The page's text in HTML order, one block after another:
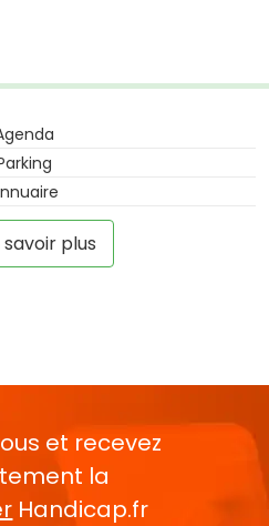
savoir plus
et recevez
la
Handicap.fr